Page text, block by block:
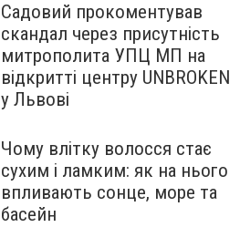
Садовий прокоментував
скандал через присутність
митрополита УПЦ МП на
відкритті центру UNBROKEN
у Львові
Чому влітку волосся стає
сухим і ламким: як на нього
впливають сонце, море та
басейн